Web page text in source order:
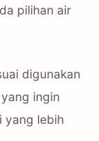
pilihan air
digunakan
ingin
yang lebih